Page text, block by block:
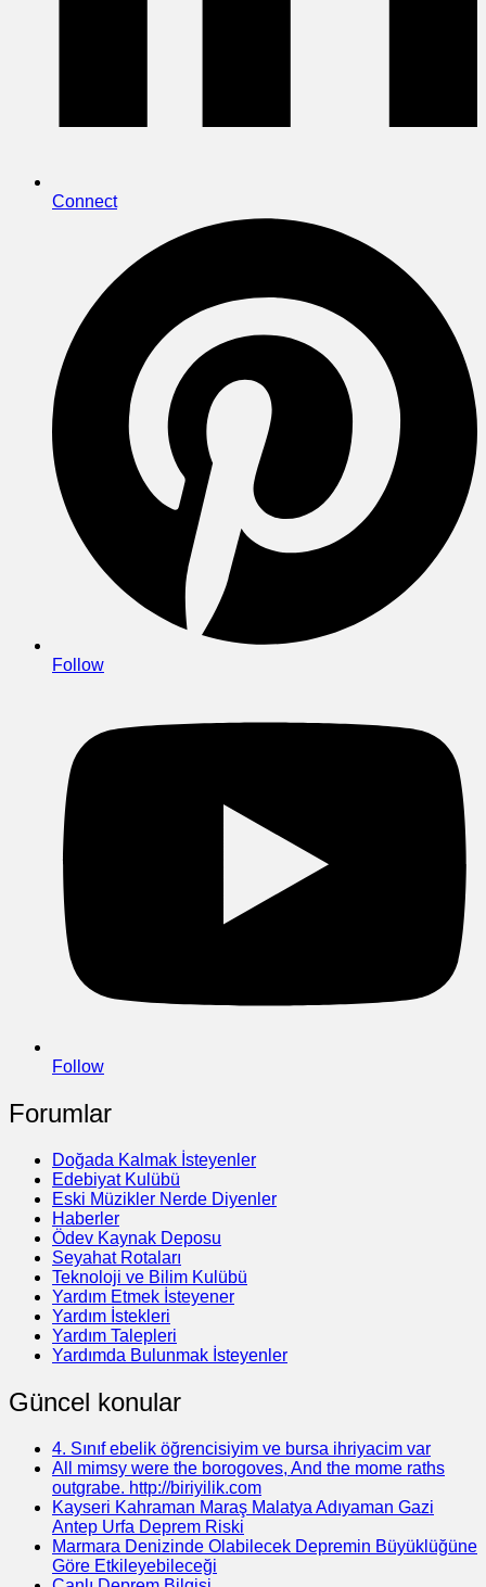
Connect
Follow
Follow
Forumlar
Doğada Kalmak İsteyenler
Edebiyat Kulübü
Eski Müzikler Nerde Diyenler
Haberler
Ödev Kaynak Deposu
Seyahat Rotaları
Teknoloji ve Bilim Kulübü
Yardım Etmek İsteyener
Yardım İstekleri
Yardım Talepleri
Yardımda Bulunmak İsteyenler
Güncel konular
4. Sınıf ebelik öğrencisiyim ve bursa ihriyacim var
All mimsy were the borogoves, And the mome raths
outgrabe. http://biriyilik.com
Kayseri Kahraman Maraş Malatya Adıyaman Gazi
Antep Urfa Deprem Riski
Marmara Denizinde Olabilecek Depremin Büyüklüğüne
Göre Etkileyebileceği